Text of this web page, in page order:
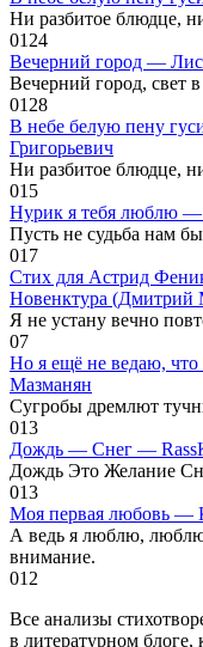
Ни разбитое блюдце,
0124
Вечерний город —
Вечерний город, свет
0128
В небе белую пену
Григорьевич
Ни разбитое блюдце,
015
Нурик я тебя люблю
Пусть не судьба нам
017
Стих для Астрид
Новенктура (Дмитрий
Я не устану вечно
07
Но я ещё не ведаю,
Мазманян
Сугробы дремлют
013
Дождь — Снег —
Дождь Это Желание
013
Моя первая любовь —
А ведь я люблю, люблю
внимание.
012
Все анализы
в литературном